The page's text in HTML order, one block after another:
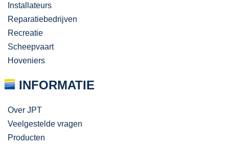
Installateurs
Reparatiebedrijven
Recreatie
Scheepvaart
Hoveniers
INFORMATIE
Over JPT
Veelgestelde vragen
Producten